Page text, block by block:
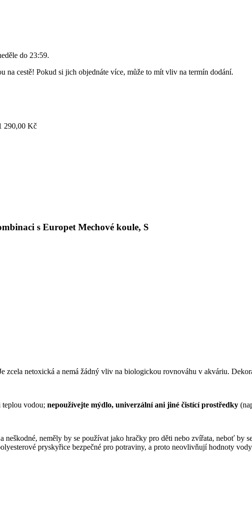
do 23:59.
na cestě! Pokud si jich objednáte více, může to mít vliv na termín dodání.
290,00 Kč
s Europet Mechové koule, S
zcela netoxická a nemá žádný vliv na biologickou rovnováhu v akváriu.
teplou vodou; nepoužívejte mýdlo, univerzální ani jiné čistící prostředky
neškodné, neměly by se používat jako hračky pro děti nebo zvířata, neboť
pryskyřice bezpečné pro potraviny, a proto neovlivňují hodnoty